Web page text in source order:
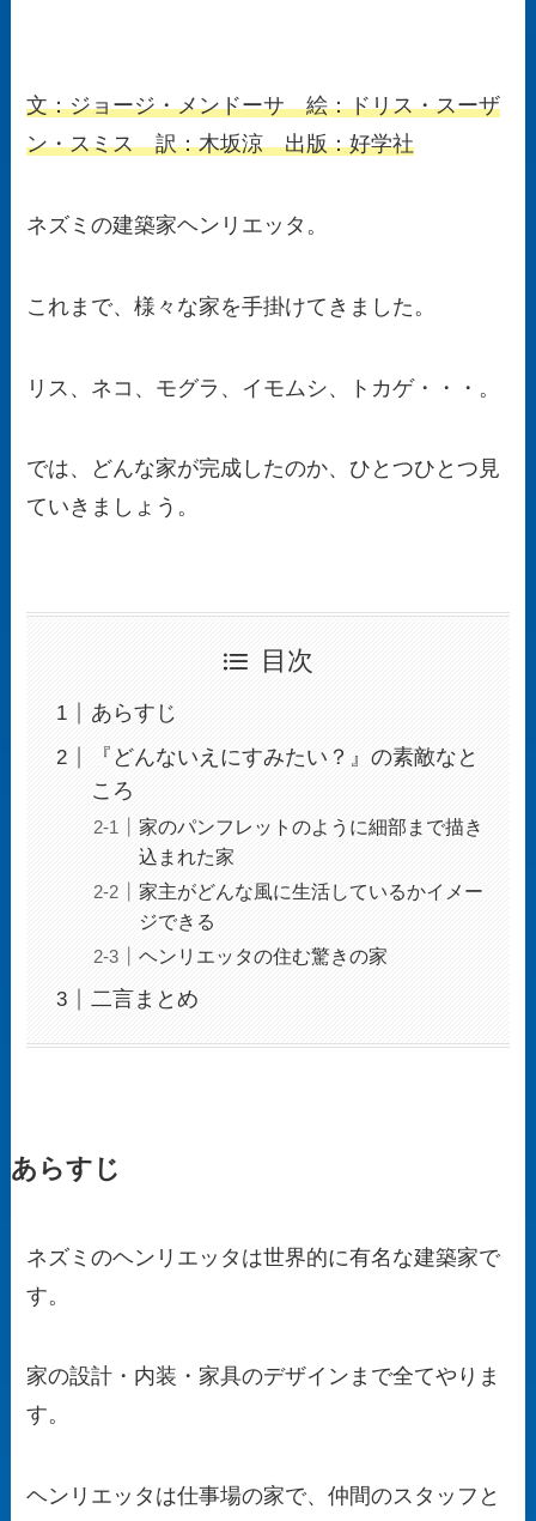
文：ジョージ・メンドーサ 絵：ドリス・スーザ
ン・スミス 訳：木坂涼 出版：好学社
ネズミの建築家ヘンリエッタ。
これまで、様々な家を手掛けてきました。
リス、ネコ、モグラ、イモムシ、トカゲ・・・。
では、どんな家が完成したのか、ひとつひとつ見
ていきましょう。
目次
あらすじ
『どんないえにすみたい？』の素敵なと
ころ
家のパンフレットのように細部まで描き
込まれた家
家主がどんな風に生活しているかイメー
ジできる
ヘンリエッタの住む驚きの家
二言まとめ
あらすじ
ネズミのヘンリエッタは世界的に有名な建築家で
す。
家の設計・内装・家具のデザインまで全てやりま
す。
ヘンリエッタは仕事場の家で、仲間のスタッフと